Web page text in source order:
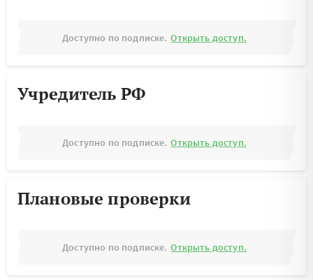
Доступно по подписке. Открыть доступ.
Учредитель РФ
Доступно по подписке. Открыть доступ.
Плановые проверки
Доступно по подписке. Открыть доступ.